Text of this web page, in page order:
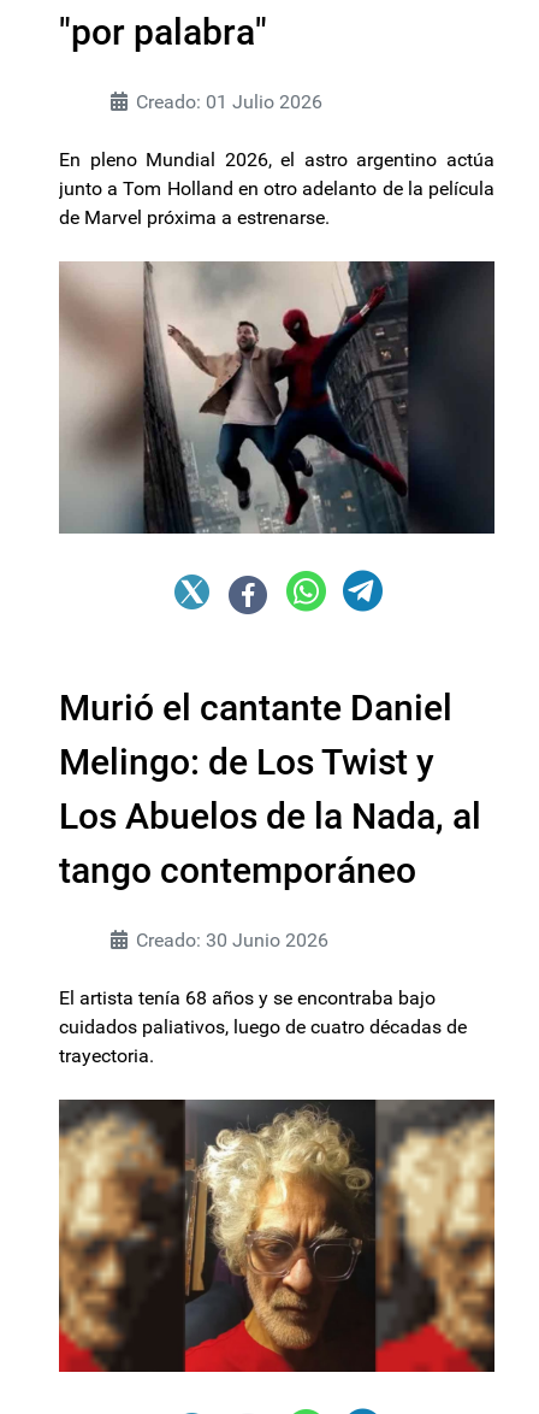
"por palabra"
Creado: 01 Julio 2026
En pleno Mundial 2026, el astro argentino actúa
junto a Tom Holland en otro adelanto de la película
de Marvel próxima a estrenarse.
Murió el cantante Daniel
Melingo: de Los Twist y
Los Abuelos de la Nada, al
tango contemporáneo
Creado: 30 Junio 2026
El artista tenía 68 años y se encontraba bajo
cuidados paliativos, luego de cuatro décadas de
trayectoria.